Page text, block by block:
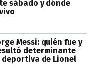
sábado y dónde
Messi: quién fue y
determinante
deportiva de Lionel